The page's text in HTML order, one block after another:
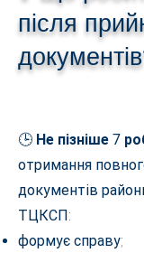
після
🕒 Не пізніше 7
отримання
документів
ТЦКСП:
формує справу;